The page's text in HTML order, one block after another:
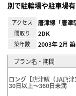
別で駐輪場や駐車場
アクセス 唐津線「唐津
間取り 2DK
築年数 2003年 2月 築
プラン名・期間
ロング【唐津駅（JA唐津
30日以上～360日未満